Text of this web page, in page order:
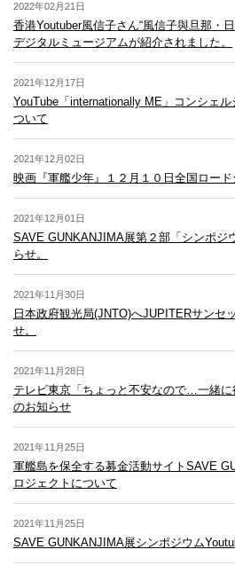
ツアー行程
ガイド紹介
旅行会社
予約済みのお客様
2022年02月21日
香港Youtuber風信子さん“風信子與旦那・
デジタルミュージアムが紹介されました。
2021年12月17日
YouTube「internationally ME」コンシェ
ついて
2021年12月02日
映画『軍艦少年』１２月１０日全国ロード
2021年12月01日
SAVE GUNKANJIMA展第２部「シンポジ
らせ。
2021年11月30日
日本政府観光局(JNTO)へJUPITERサンセ
せ。
2021年11月28日
テレビ東京「ちょっと不安なので…一緒
のお知らせ
2021年11月25日
軍艦島を保全する募金活動サイトSAVE
ロジェクトについて
2021年11月25日
SAVE GUNKANJIMA展シンポジウム
ツアー時
受付場所
常盤桟橋
ミュージアム)
軍艦島デジタルミュージアム
～
常盤桟橋へ移動 10:00
乗船開始
常盤港出港
す。予めご了承ください。